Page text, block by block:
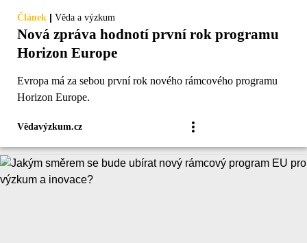
Článek | Věda a výzkum
Nová zpráva hodnotí první rok programu
Horizon Europe
Evropa má za sebou první rok nového rámcového programu
Horizon Europe.
Vědavýzkum.cz